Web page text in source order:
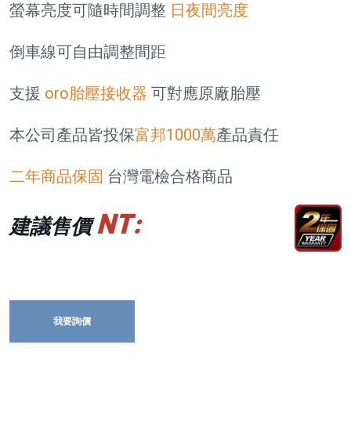
螢幕亮度可隨時間調整 日夜間亮度
倒車線可自由調整間距
支援 oro胎壓接收器 可對應原廠胎壓
本公司產品皆投保富邦1000萬產品責任
二年商品保固 台灣電檢合格商品
建議售價 NT:
我要詢價